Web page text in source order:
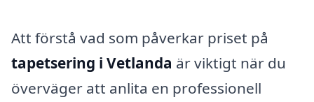
Att förstå vad som påverkar priset på
tapetsering i Vetlanda är viktigt när du
överväger att anlita en professionell